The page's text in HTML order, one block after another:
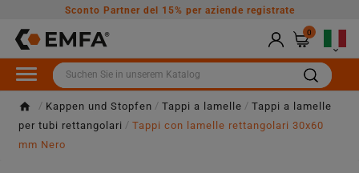
Sconto Partner del 15% per aziende registrate
0

Kappen und Stopfen Tappi a lamelle
Tappi a lamelle
per tubi rettangolari
Tappi con lamelle rettangolari 30x60
mm Nero